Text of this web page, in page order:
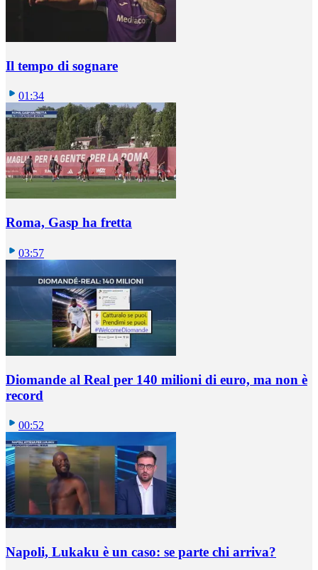
Il tempo di sognare
01:34
Roma, Gasp ha fretta
03:57
Diomande al Real per 140 milioni di euro, ma non è
record
00:52
Napoli, Lukaku è un caso: se parte chi arriva?